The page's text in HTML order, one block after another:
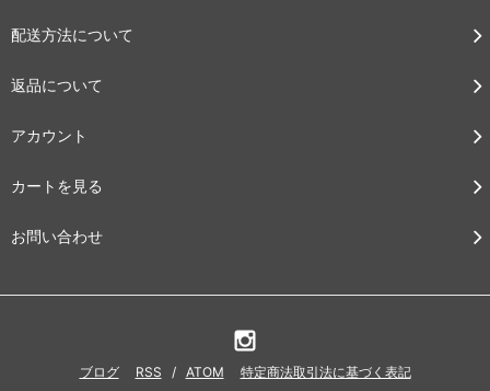
配送方法について
返品について
アカウント
カートを見る
お問い合わせ
ブログ RSS / ATOM 特定商法取引法に基づく表記